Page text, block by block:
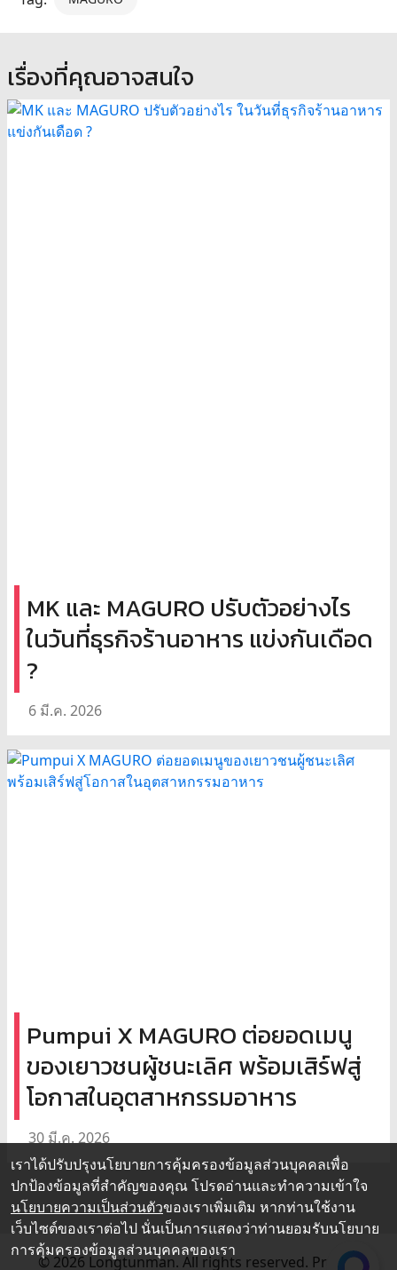
เรื่องที่คุณอาจสนใจ
MK และ MAGURO ปรับตัวอย่างไร
ในวันที่ธุรกิจร้านอาหาร แข่งกันเดือด
?
6 มี.ค. 2026
Pumpui X MAGURO ต่อยอดเมนู
ของเยาวชนผู้ชนะเลิศ พร้อมเสิร์ฟสู่
โอกาสในอุตสาหกรรมอาหาร
30 มี.ค. 2026
© 2026 Longtunman. All rights reserved. Privacy
เราได้ปรับปรุงนโยบายการคุ้มครองข้อมูลส่วนบุคคลเพื่อ
ปกป้องข้อมูลที่สำคัญของคุณ โปรดอ่านและทำความเข้าใจ
นโยบายความเป็นส่วนตัวของเราเพิ่มเติม หากท่านใช้งาน
เว็บไซต์ของเราต่อไป นั่นเป็นการแสดงว่าท่านยอมรับนโยบาย
การคุ้มครองข้อมูลส่วนบุคคลของเรา